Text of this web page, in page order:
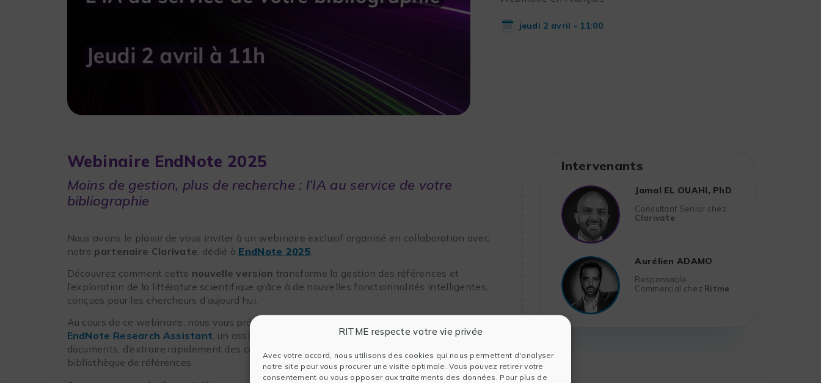
RITME respecte votre vie privée
Avec votre accord, nous utilisons des cookies qui nous permettent d'analyser
notre site pour vous procurer une visite optimale. Vous pouvez retirer votre
consentement ou vous opposer aux traitements des données. Pour plus de
jeudi 2 avril - 11:00
Webinaire EndNote 2025
Moins de gestion, plus de recherche : l’IA au service de votre
bibliographie
Nous avons le plaisir de vous inviter à un webinaire exclusif organisé en collaboration avec
notre partenaire Clarivate , dédié à EndNote 2025
Découvrez comment cette nouvelle version transforme la gestion des références et
l’exploration de la littérature scientifique grâce à de nouvelles fonctionnalités intelligentes,
conçues pour les chercheurs d’aujourd’hui.
Au cours de ce webinaire, nous vous présenterons les
EndNote Research Assistant, un assistant basé sur l’
qui vous permet d’interagir avec vos
documents, d’extraire rapidement des connaissances clés et d’exploiter pleinement votre
bibliothèque de références.
Intervenants
Jamal EL OUAHI, PhD
Consultant Senior chez
Clarivate
Aurélien ADAMO
Responsable
Commercial chez Ritme